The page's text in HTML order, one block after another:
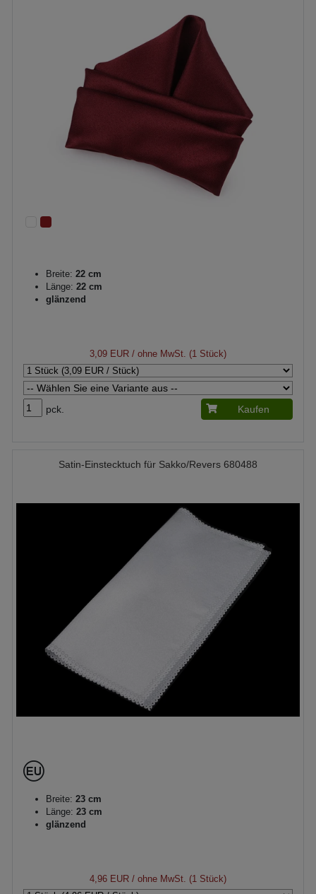
Breite: 22 cm
Länge: 22 cm
glänzend
3,09 EUR / ohne MwSt. (1 Stück)
pck. Kaufen
Satin-Einstecktuch für Sakko/Revers 680488
Breite: 23 cm
Länge: 23 cm
glänzend
4,96 EUR / ohne MwSt. (1 Stück)